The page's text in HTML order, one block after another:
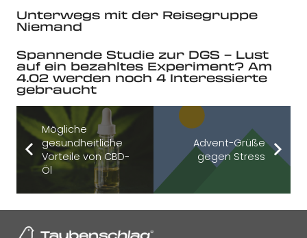
Unterwegs mit der Reisegruppe
Niemand
Spannende Studie zur DGS – Lust
auf ein bezahltes Experiment? Am
4.02 werden noch 4 Interessierte
gebraucht
Mögliche
gesundheitliche
Vorteile von CBD-
Öl
Advent-Grüße
gegen Stress